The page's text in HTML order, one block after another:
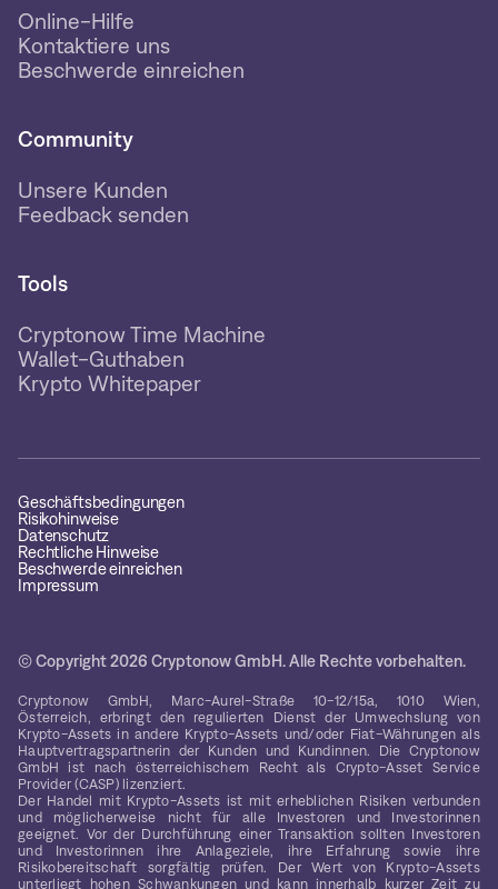
Online-Hilfe
Kontaktiere uns
Beschwerde einreichen
Community
Unsere Kunden
Feedback senden
Tools
Cryptonow Time Machine
Wallet-Guthaben
Krypto Whitepaper
Geschäftsbedingungen
Risikohinweise
Datenschutz
Rechtliche Hinweise
Beschwerde einreichen
Impressum
© Copyright 2026 Cryptonow GmbH. Alle Rechte vorbehalten.
Cryptonow GmbH, Marc-Aurel-Straße 10-12/15a, 1010 Wien,
Österreich, erbringt den regulierten Dienst der Umwechslung von
Krypto-Assets in andere Krypto-Assets und/oder Fiat-Währungen als
Hauptvertragspartnerin der Kunden und Kundinnen. Die Cryptonow
GmbH ist nach österreichischem Recht als Crypto-Asset Service
Provider (CASP) lizenziert.
Der Handel mit Krypto-Assets ist mit erheblichen Risiken verbunden
und möglicherweise nicht für alle Investoren und Investorinnen
geeignet. Vor der Durchführung einer Transaktion sollten Investoren
und Investorinnen ihre Anlageziele, ihre Erfahrung sowie ihre
Risikobereitschaft sorgfältig prüfen. Der Wert von Krypto-Assets
unterliegt hohen Schwankungen und kann innerhalb kurzer Zeit zu